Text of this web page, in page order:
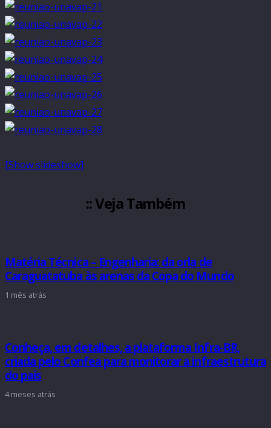
[Show slideshow]
:: Veja Também
Matéria Técnica – Engenharia: da orla de
Caraguatatuba às arenas da Copa do Mundo
1 mês atrás
Conheça, em detalhes, a plataforma Infra-BR,
criada pelo Confea para monitorar a infraestrutura
do país
4 meses atrás